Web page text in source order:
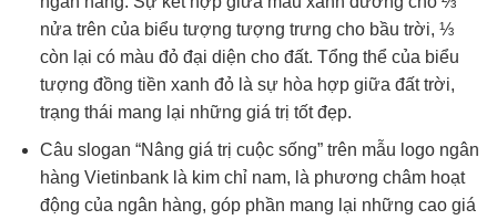
nửa trên của biểu tượng tượng trưng cho bầu trời, ⅓
còn lại có màu đỏ đại diện cho đất. Tổng thể của biểu
tượng đồng tiền xanh đỏ là sự hòa hợp giữa đất trời,
trạng thái mang lại những giá trị tốt đẹp.
Câu slogan “Nâng giá trị cuộc sống” trên mẫu logo ngân
hàng Vietinbank là kim chỉ nam, là phương châm hoạt
động của ngân hàng, góp phần mang lại những cao giá